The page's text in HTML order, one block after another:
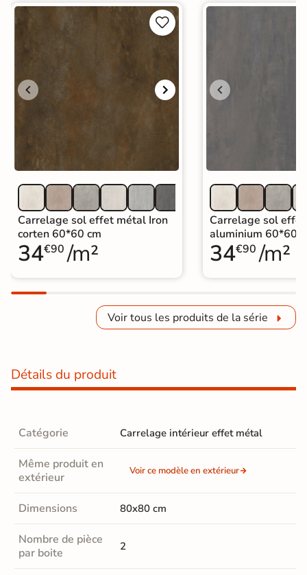


Carrelage sol effet métal Iron
corten 60*60 cm
34€90 /m²
Carrelage sol
aluminium 60*60
34€90 /m²
Voir tous les produits de la série
Détails du produit
Catégorie Carrelage intérieur effet métal
Même produit en
extérieur
Voir ce modèle en extérieur
Dimensions 80x80 cm
Nombre de pièce
par boite
2